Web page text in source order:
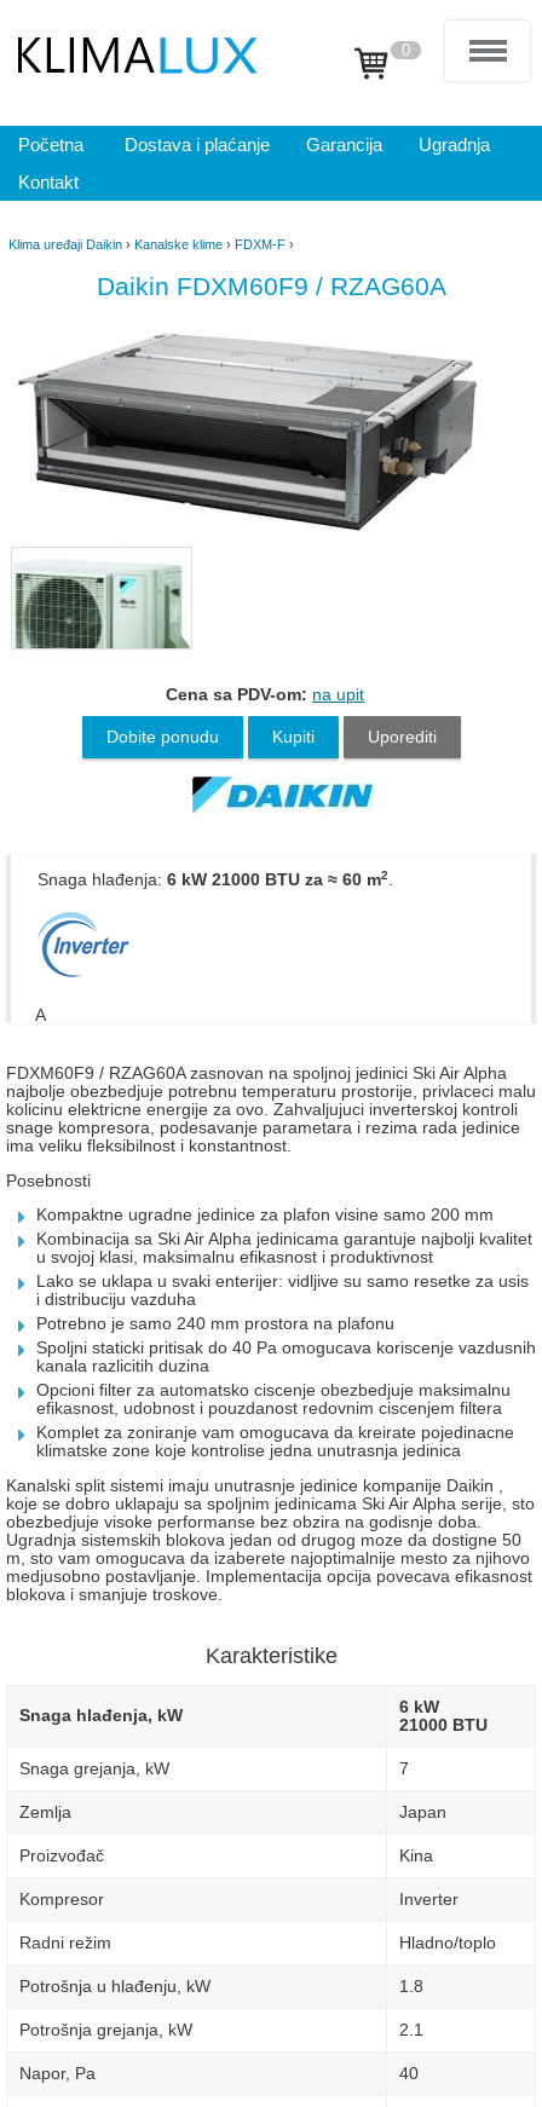
0
Početna Dostava i plaćanje Garancija
Ugradnja
Kontakt
Klima uređaji Daikin › Kanalske klime › FDXM-F ›
Daikin FDXM60F9 / RZAG60A
Cena sa PDV-om: na upit
Dobite ponudu Kupiti Uporediti
Snaga hlađenja: 6 kW 21000 BTU za ≈ 60 m2.
A
FDXM60F9 / RZAG60A zasnovan na spoljnoj jedinici Ski Air Alpha
najbolje obezbedjuje potrebnu temperaturu prostorije, privlaceci malu
kolicinu elektricne energije za ovo. Zahvaljujuci inverterskoj kontroli
snage kompresora, podesavanje parametara i rezima rada jedinice
ima veliku fleksibilnost i konstantnost.
Posebnosti
Kompaktne ugradne jedinice za plafon visine samo 200 mm
Kombinacija sa Ski Air Alpha jedinicama garantuje najbolji kvalitet
u svojoj klasi, maksimalnu efikasnost i produktivnost
Lako se uklapa u svaki enterijer: vidljive su samo resetke za usis
i distribuciju vazduha
Potrebno je samo 240 mm prostora na plafonu
Spoljni staticki pritisak do 40 Pa omogucava koriscenje vazdusnih
kanala razlicitih duzina
Opcioni filter za automatsko ciscenje obezbedjuje maksimalnu
efikasnost, udobnost i pouzdanost redovnim ciscenjem filtera
Komplet za zoniranje vam omogucava da kreirate pojedinacne
klimatske zone koje kontrolise jedna unutrasnja jedinica
Kanalski split sistemi imaju unutrasnje jedinice kompanije Daikin ,
koje se dobro uklapaju sa spoljnim jedinicama Ski Air Alpha serije, sto
obezbedjuje visoke performanse bez obzira na godisnje doba.
Ugradnja sistemskih blokova jedan od drugog moze da dostigne 50
m, sto vam omogucava da izaberete najoptimalnije mesto za njihovo
medjusobno postavljanje. Implementacija opcija povecava efikasnost
blokova i smanjuje troskove.
Karakteristike
Snaga hlađenja, kW
6 kW
21000 BTU
Snaga grejanja, kW 7
Zemlja Japan
Proizvođač Kina
Kompresor Inverter
Radni režim Hladno/toplo
Potrošnja u hlađenju, kW 1.8
Potrošnja grejanja, kW 2.1
Napor, Pa 40